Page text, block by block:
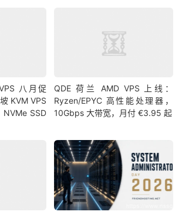
八月促
KVM VPS
SSD
QDE 荷兰 AMD VPS 上线：
Ryzen/EPYC 高性能处理器，
10Gbps 大带宽，月付 €3.95 起